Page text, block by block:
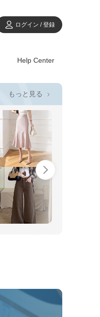
ログイン / 登録
Help Center
もっと見る 